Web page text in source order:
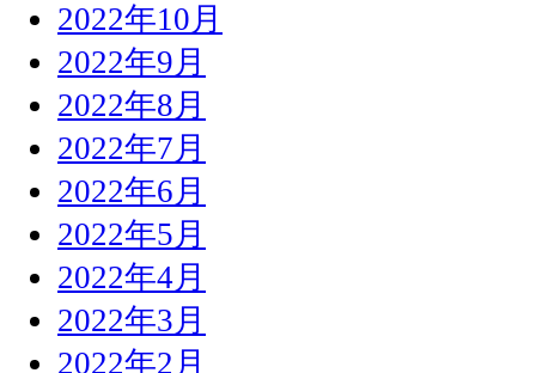
2022年10月
2022年9月
2022年8月
2022年7月
2022年6月
2022年5月
2022年4月
2022年3月
2022年2月